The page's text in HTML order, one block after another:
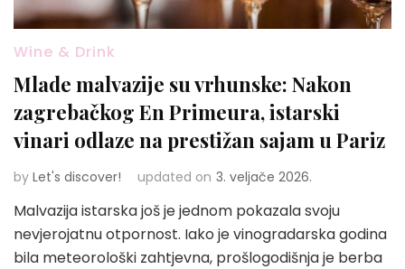
Wine & Drink
Mlade malvazije su vrhunske: Nakon
zagrebačkog En Primeura, istarski
vinari odlaze na prestižan sajam u Pariz
by Let's discover! updated on 3. veljače 2026.
Malvazija istarska još je jednom pokazala svoju
nevjerojatnu otpornost. Iako je vinogradarska godina
bila meteorološki zahtjevna, prošlogodišnja je berba